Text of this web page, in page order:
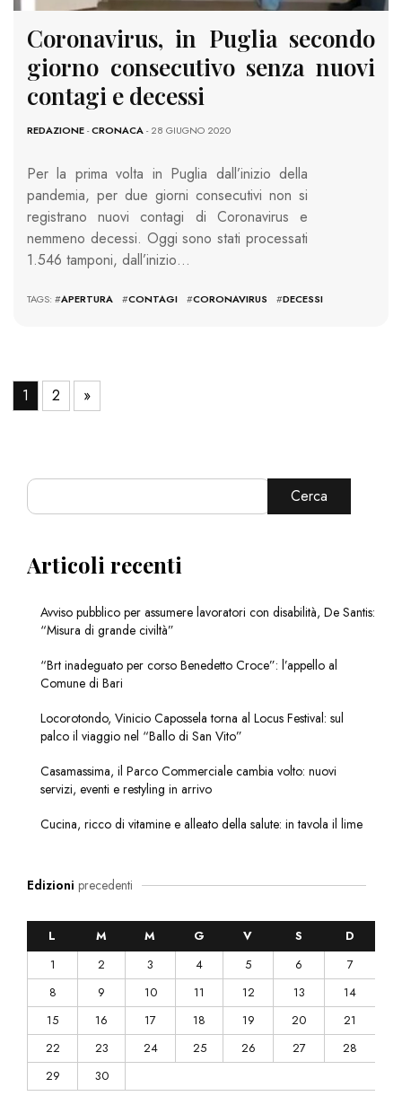
Coronavirus, in Puglia secondo
giorno consecutivo senza nuovi
contagi e decessi
REDAZIONE-CRONACA- 28 GIUGNO 2020
Per la prima volta in Puglia dall’inizio della
pandemia, per due giorni consecutivi non si
registrano nuovi contagi di Coronavirus e
nemmeno decessi. Oggi sono stati processati
1.546 tamponi, dall’inizio…
TAGS: #APERTURA #CONTAGI #CORONAVIRUS #DECESSI
1 2 »
Cerca
Articoli recenti
Avviso pubblico per assumere lavoratori con disabilità, De Santis:
“Misura di grande civiltà”
“Brt inadeguato per corso Benedetto Croce”: l’appello al
Comune di Bari
Locorotondo, Vinicio Capossela torna al Locus Festival: sul
palco il viaggio nel “Ballo di San Vito”
Casamassima, il Parco Commerciale cambia volto: nuovi
servizi, eventi e restyling in arrivo
Cucina, ricco di vitamine e alleato della salute: in tavola il lime
Edizioni precedenti
L M M G V S
D
1
2 3 4 5 6
7
8
9 10 11 12 13
14
15
16 17 18 19 20
21
22
23 24 25 26 27
28
29
30